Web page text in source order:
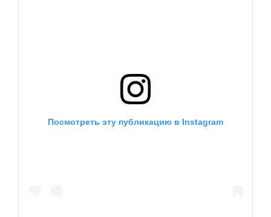
Посмотреть эту публикацию в Instagram